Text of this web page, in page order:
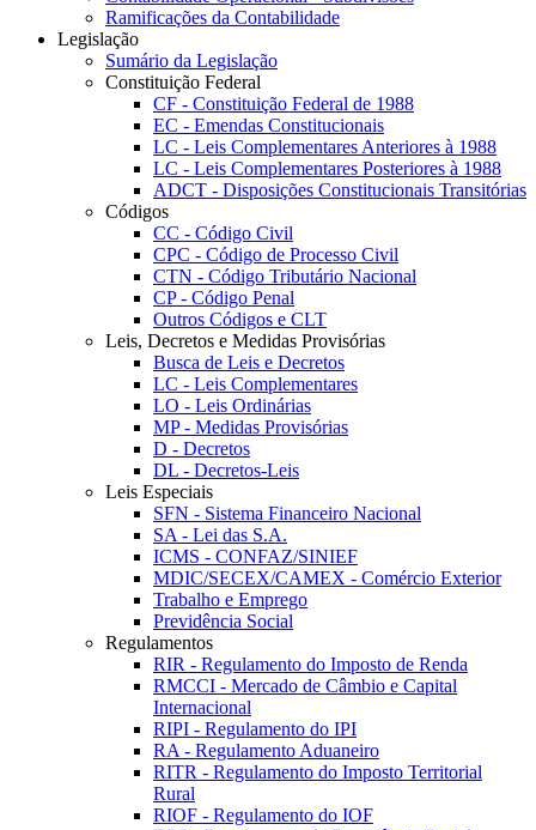
Ramificações da Contabilidade
Legislação
Sumário da Legislação
Constituição Federal
CF - Constituição Federal de 1988
EC - Emendas Constitucionais
LC - Leis Complementares Anteriores à 1988
LC - Leis Complementares Posteriores à 1988
ADCT - Disposições Constitucionais Transitórias
Códigos
CC - Código Civil
CPC - Código de Processo Civil
CTN - Código Tributário Nacional
CP - Código Penal
Outros Códigos e CLT
Leis, Decretos e Medidas Provisórias
Busca de Leis e Decretos
LC - Leis Complementares
LO - Leis Ordinárias
MP - Medidas Provisórias
D - Decretos
DL - Decretos-Leis
Leis Especiais
SFN - Sistema Financeiro Nacional
SA - Lei das S.A.
ICMS - CONFAZ/SINIEF
MDIC/SECEX/CAMEX - Comércio Exterior
Trabalho e Emprego
Previdência Social
Regulamentos
RIR - Regulamento do Imposto de Renda
RMCCI - Mercado de Câmbio e Capital
Internacional
RIPI - Regulamento do IPI
RA - Regulamento Aduaneiro
RITR - Regulamento do Imposto Territorial
Rural
RIOF - Regulamento do IOF